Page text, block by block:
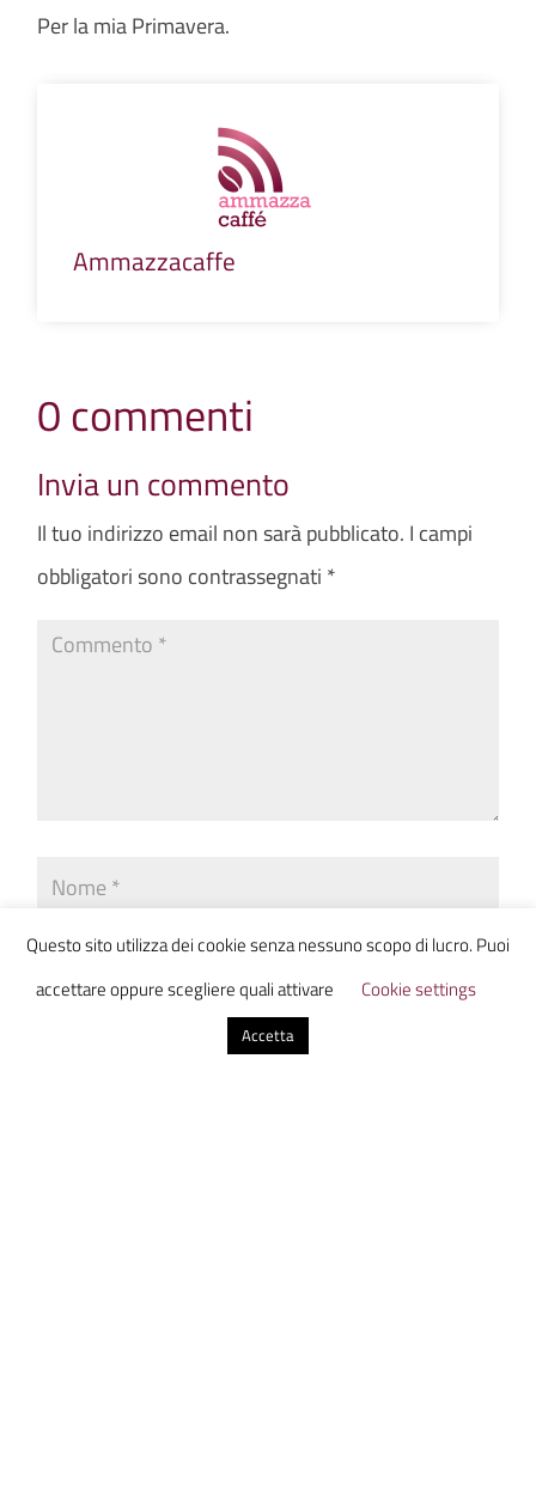
Per la mia Primavera.
Ammazzacaffe
0 commenti
Invia un commento
Il tuo indirizzo email non sarà pubblicato. I campi
obbligatori sono contrassegnati *
Questo sito utilizza dei cookie senza nessuno scopo di lucro. Puoi
accettare oppure scegliere quali attivare
Cookie settings
Accetta